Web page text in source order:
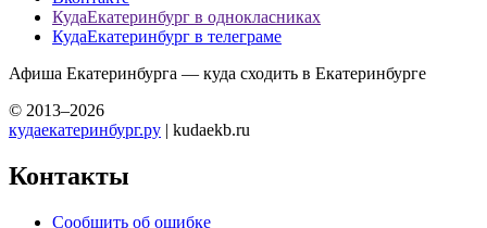
КудаЕкатеринбург в однокласниках
КудаЕкатеринбург в телеграме
Афиша Екатеринбурга — куда сходить в Екатеринбурге
© 2013–2026
кудаекатеринбург.ру | kudaekb.ru
Контакты
Сообщить об ошибке